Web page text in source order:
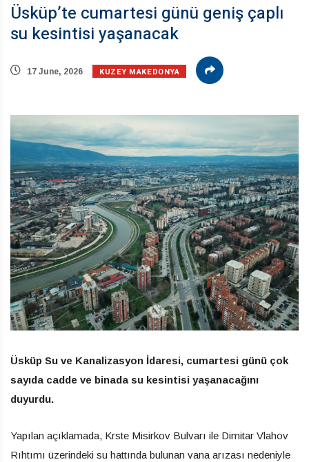
Üsküp’te cumartesi günü geniş çaplı
su kesintisi yaşanacak
17 June, 2026 KUZEY MAKEDONYA
Üsküp Su ve Kanalizasyon İdaresi, cumartesi günü çok
sayıda cadde ve binada su kesintisi yaşanacağını
duyurdu.
Yapılan açıklamada, Krste Misirkov Bulvarı ile Dimitar Vlahov
Rıhtımı üzerindeki su hattında bulunan vana arızası nedeniyle